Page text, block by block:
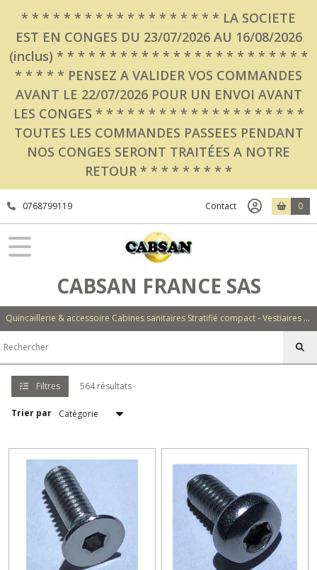
* * * * * * * * * * * * * * * * * * * LA SOCIETE
EST EN CONGES DU 23/07/2026 AU 16/08/2026
(inclus) * * * * * * * * * * * * * * * * * * * * * * * *
* * * * * PENSEZ A VALIDER VOS COMMANDES
AVANT LE 22/07/2026 POUR UN ENVOI AVANT
LES CONGES * * * * * * * * * * * * * * * * * * * *
TOUTES LES COMMANDES PASSEES PENDANT
NOS CONGES SERONT TRAITÉES A NOTRE
RETOUR * * * * * * * * *
0768799119 Contact 0
CABSAN FRANCE SAS
Quincaillerie & accessoire Cabines sanitaires Stratifié compact - Vestiaires - Casiers - Bancs - Equipements - Collectivités - Hôtellerie
Filtres 564 résultats
Trier par
Fermer
FILTRES
Tous
les
produits
(250)
et
Panneaux
(50)
(47)
Equipements
(217)
Afficher
les